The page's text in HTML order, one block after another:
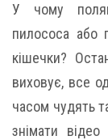
У чому
пилососа або
кішечки?
виховує, все
часом чудять
знімати